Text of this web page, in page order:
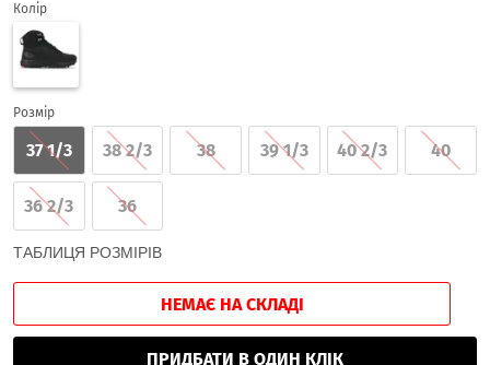
Колір
Розмір
37 1/3 38 2/3 38 39 1/3 40 2/3 40
36 2/3 36
ТАБЛИЦЯ РОЗМІРІВ
НЕМАЄ НА СКЛАДІ
ПРИДБАТИ В ОДИН КЛІК